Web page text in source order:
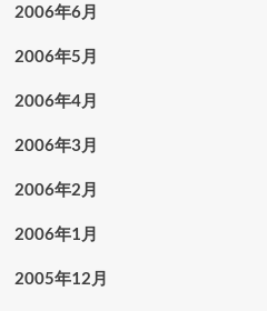
2006年6月
2006年5月
2006年4月
2006年3月
2006年2月
2006年1月
2005年12月